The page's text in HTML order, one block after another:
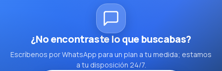
¿No encontraste lo que buscabas?
Escríbenos por WhatsApp para un plan a tu medida; estamos
a tu disposición 24/7.